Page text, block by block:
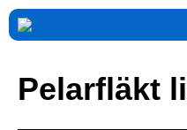
Pelarfläkt